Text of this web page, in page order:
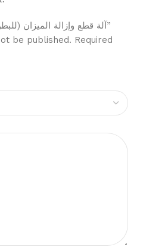
Be the first to review “آلة قطع وإزالة الميزان (للبطن)”
be published. Required